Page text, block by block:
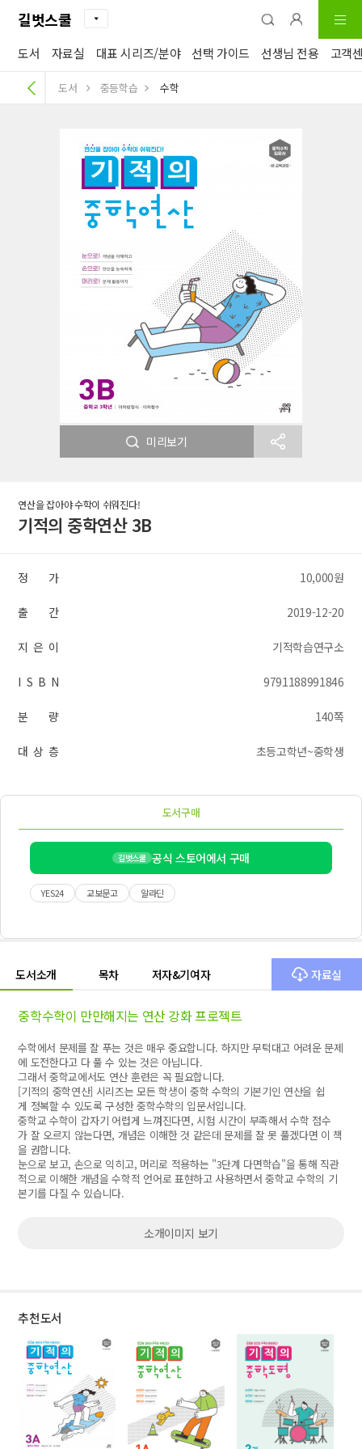
길벗스쿨
도서 자료실 대표 시리즈/분야 선택 가이드 선생님 전용 고객
도서 중등학습 수학
미리보기
연산을 잡아야 수학이 쉬워진다!
기적의 중학연산 3B
정 가 10,000원
출 간 2019-12-20
지 은 이 기적학습연구소
I S B N 9791188991846
분 량 140쪽
대 상 층 초등고학년~중학생
도서구매
길벗스쿨 공식 스토어에서 구매
YES24 교보문고 알라딘
도서소개 목차 저자&기여자 자료실
중학수학이 만만해지는 연산 강화 프로젝트
수학에서 문제를 잘 푸는 것은 매우 중요합니다. 하지만 무턱대고 어려운 문제
에 도전한다고 다 풀 수 있는 것은 아닙니다.
그래서 중학교에서도 연산 훈련은 꼭 필요합니다.
[기적의 중학연산] 시리즈는 모든 학생이 중학 수학의 기본기인 연산을 쉽
게 정복할 수 있도록 구성한 중학수학의 입문서입니다.
중학교 수학이 갑자기 어렵게 느껴진다면, 시험 시간이 부족해서 수학 점수
가 잘 오르지 않는다면, 개념은 이해한 것 같은데 문제를 잘 못 풀겠다면 이 책
을 권합니다.
눈으로 보고, 손으로 익히고, 머리로 적용하는 "3단계 다면학습"을 통해 직관
적으로 이해한 개념을 수학적 언어로 표현하고 사용하면서 중학교 수학의 기
본기를 다질 수 있습니다.
소개이미지 보기
추천도서